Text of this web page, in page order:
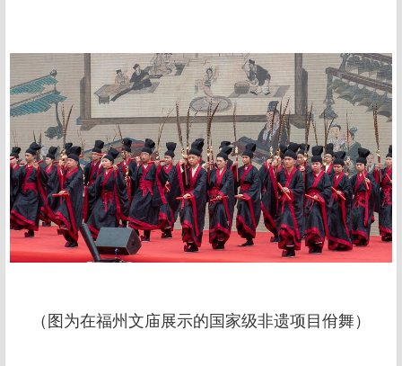
（图为在福州文庙展示的国家级非遗项目佾舞）